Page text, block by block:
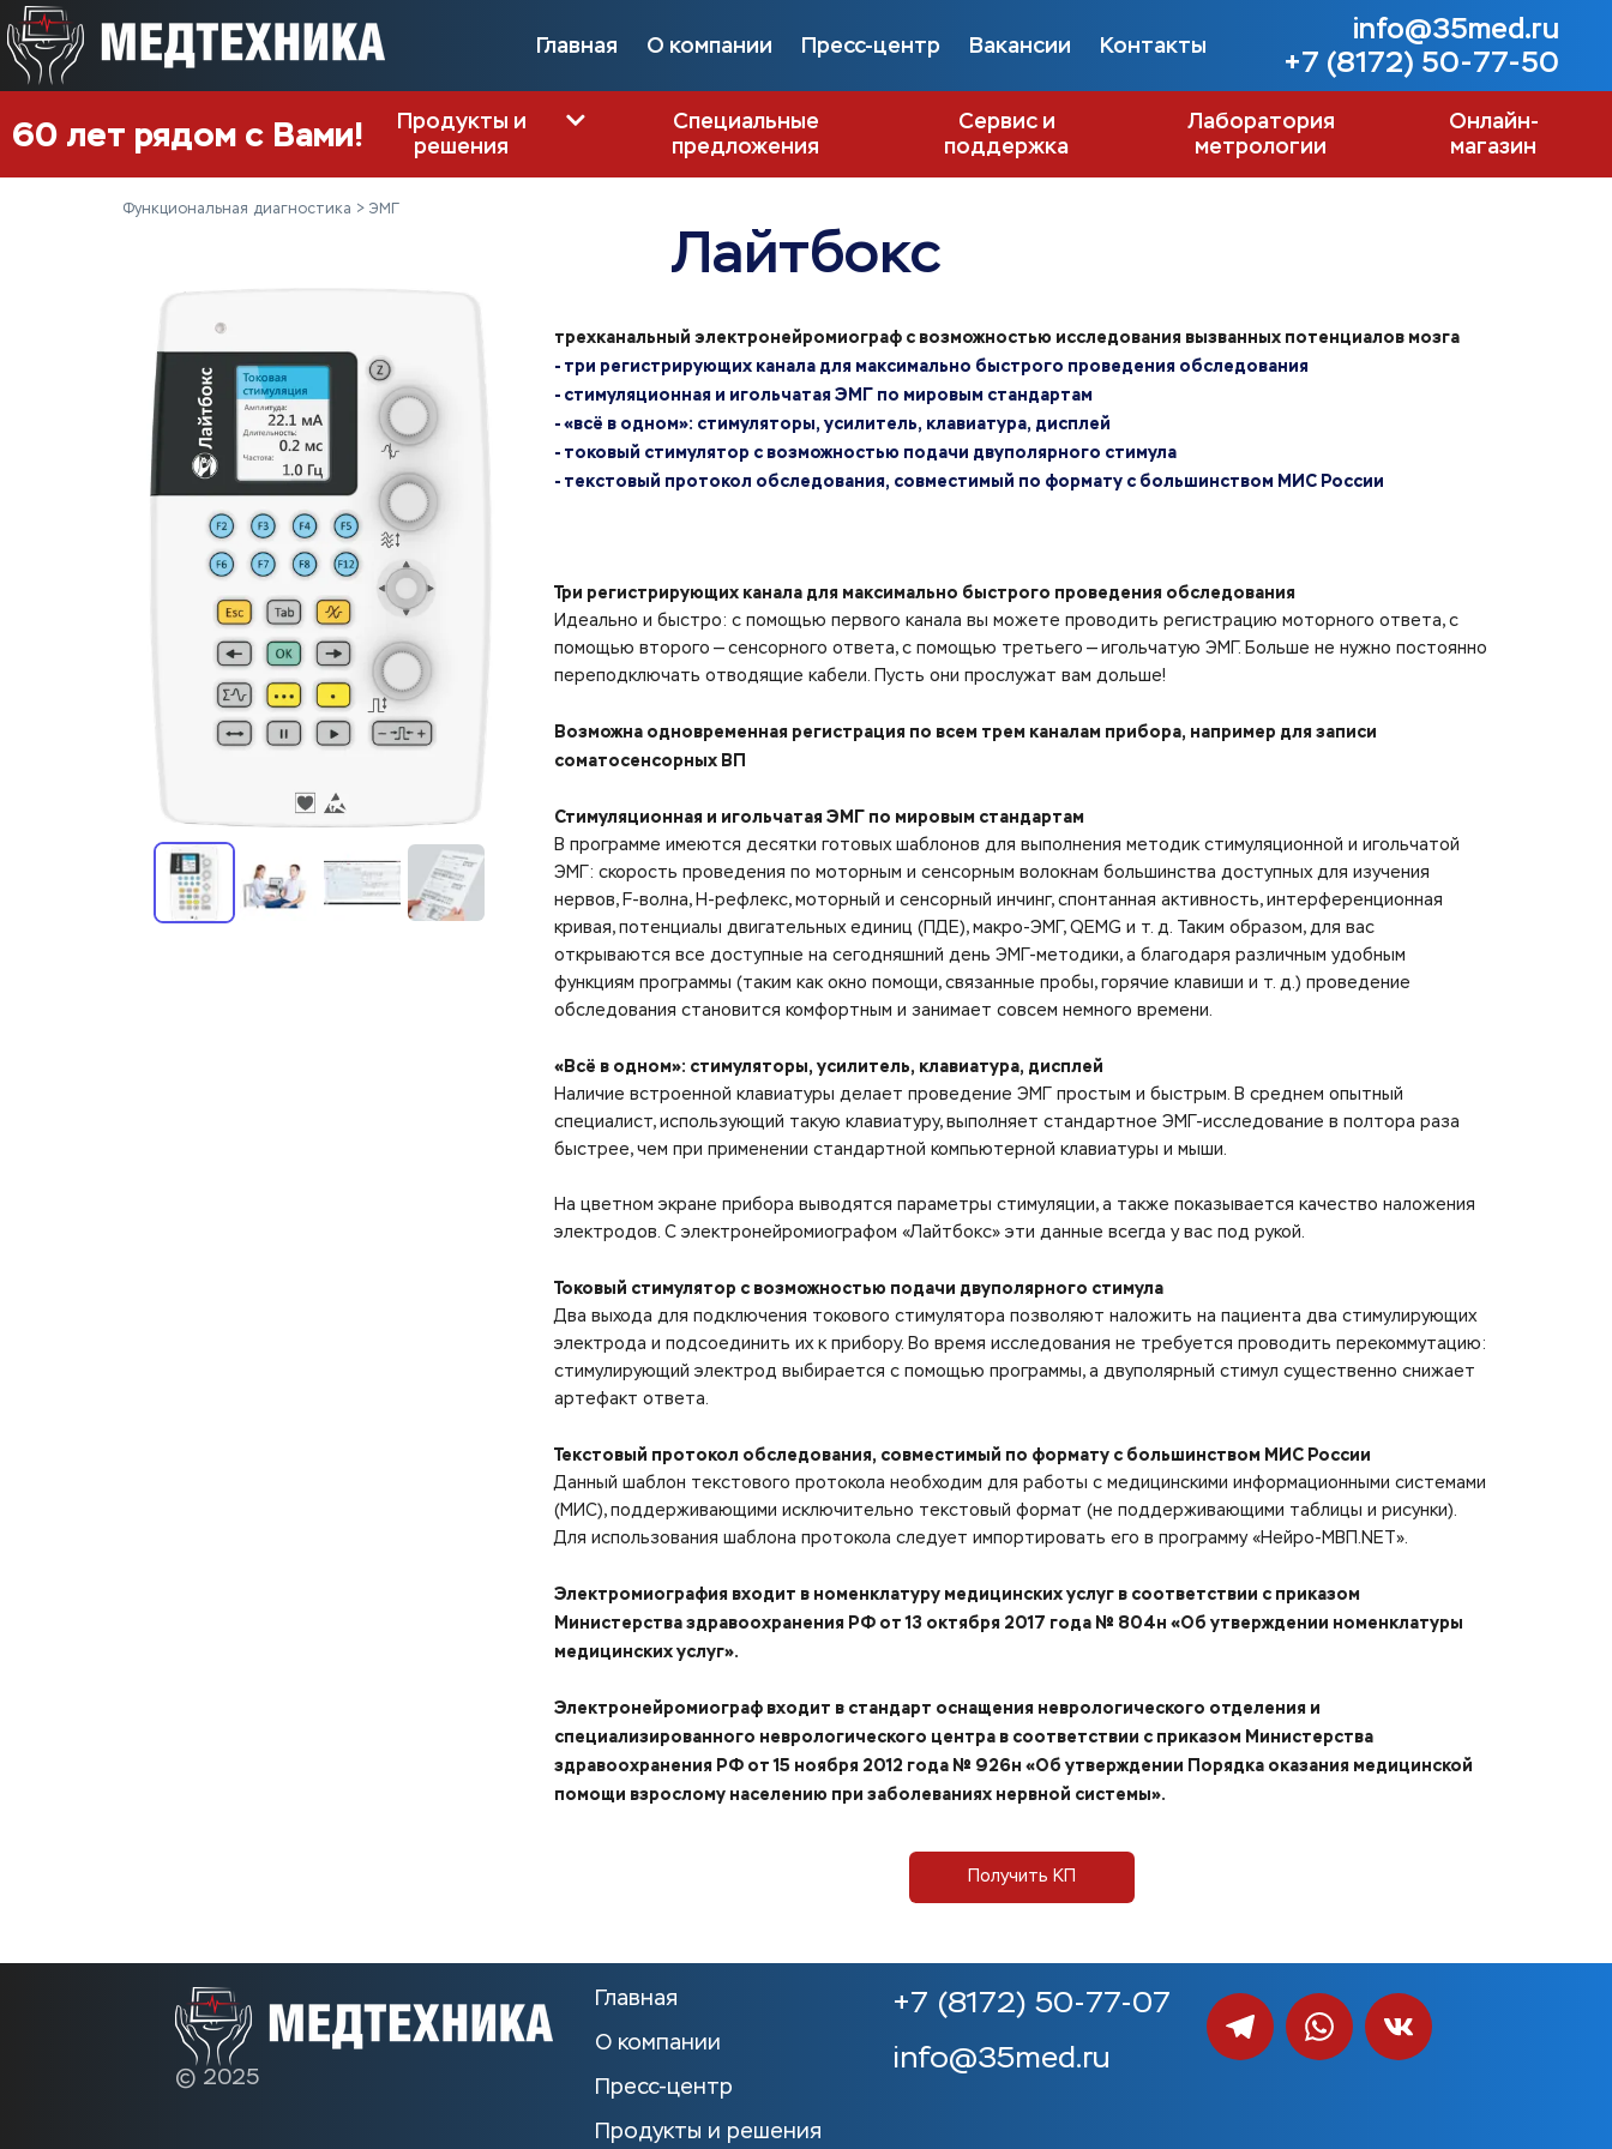
Главная О компании Пресс-центр Вакансии Контакты
info@35med.ru
+7 (8172) 50-77-50
60 лет рядом с Вами!
Продукты и
решения
Специальные
предложения
Сервис и
поддержка
Лаборатория
метрологии
Онлайн-
магазин
Функциональная диагностика ЭМГ
Лайтбокс
трехканальный электронейромиограф с возможностью исследования вызванных потенциалов мозга
- три регистрирующих канала для максимально быстрого проведения обследования
- стимуляционная и игольчатая ЭМГ по мировым стандартам
- «всё в одном»: стимуляторы, усилитель, клавиатура, дисплей
- токовый стимулятор c возможностью подачи двуполярного стимула
- текстовый протокол обследования, совместимый по формату с большинством МИС России
Три регистрирующих канала для максимально быстрого проведения обследования
Идеально и быстро: с помощью первого канала вы можете проводить регистрацию моторного ответа, с
помощью второго — сенсорного ответа, с помощью третьего — игольчатую ЭМГ. Больше не нужно постоянно
переподключать отводящие кабели. Пусть они прослужат вам дольше!
Возможна одновременная регистрация по всем трем каналам прибора, например для записи
соматосенсорных ВП
Стимуляционная и игольчатая ЭМГ по мировым стандартам
В программе имеются десятки готовых шаблонов для выполнения методик стимуляционной и игольчатой
ЭМГ: скорость проведения по моторным и сенсорным волокнам большинства доступных для изучения
нервов, F-волна, H-рефлекс, моторный и сенсорный инчинг, спонтанная активность, интерференционная
кривая, потенциалы двигательных единиц (ПДЕ), макро-ЭМГ, QEMG и т. д. Таким образом, для вас
открываются все доступные на сегодняшний день ЭМГ-методики, а благодаря различным удобным
функциям программы (таким как окно помощи, связанные пробы, горячие клавиши и т. д.) проведение
обследования становится комфортным и занимает совсем немного времени.
«Всё в одном»: стимуляторы, усилитель, клавиатура, дисплей
Наличие встроенной клавиатуры делает проведение ЭМГ простым и быстрым. В среднем опытный
специалист, использующий такую клавиатуру, выполняет стандартное ЭМГ-исследование в полтора раза
быстрее, чем при применении стандартной компьютерной клавиатуры и мыши.
На цветном экране прибора выводятся параметры стимуляции, а также показывается качество наложения
электродов. С электронейромиографом «Лайтбокс» эти данные всегда у вас под рукой.
Токовый стимулятор c возможностью подачи двуполярного стимула
Два выхода для подключения токового стимулятора позволяют наложить на пациента два стимулирующих
электрода и подсоединить их к прибору. Во время исследования не требуется проводить перекоммутацию:
стимулирующий электрод выбирается с помощью программы, а двуполярный стимул существенно снижает
артефакт ответа.
Текстовый протокол обследования, совместимый по формату с большинством МИС России
Данный шаблон текстового протокола необходим для работы с медицинскими информационными системами
(МИС), поддерживающими исключительно текстовый формат (не поддерживающими таблицы и рисунки).
Для использования шаблона протокола следует импортировать его в программу «Нейро-МВП.NET».
Электромиография входит в номенклатуру медицинских услуг в соответствии с приказом
Министерства здравоохранения РФ от 13 октября 2017 года № 804н «Об утверждении номенклатуры
медицинских услуг».
Электронейромиограф входит в стандарт оснащения неврологического отделения и
специализированного неврологического центра в соответствии с приказом Министерства
здравоохранения РФ от 15 ноября 2012 года № 926н «Об утверждении Порядка оказания медицинской
помощи взрослому населению при заболеваниях нервной системы».
Получить КП
© 2025
Главная
О компании
Пресс-центр
Продукты и решения
+7 (8172) 50-77-07
info@35med.ru